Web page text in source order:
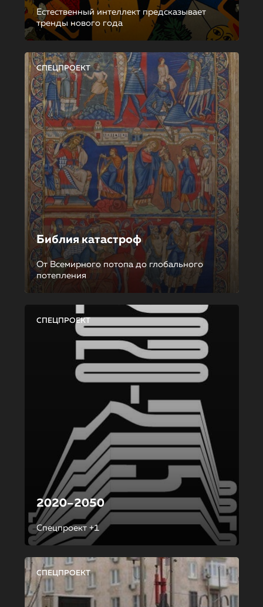
Естественный интеллект предсказывает
тренды нового года
СПЕЦПРОЕКТ
Библия катастроф
От Всемирного потопа до глобального
потепления
СПЕЦПРОЕКТ
2020–2050
Спецпроект +1
СПЕЦПРОЕКТ